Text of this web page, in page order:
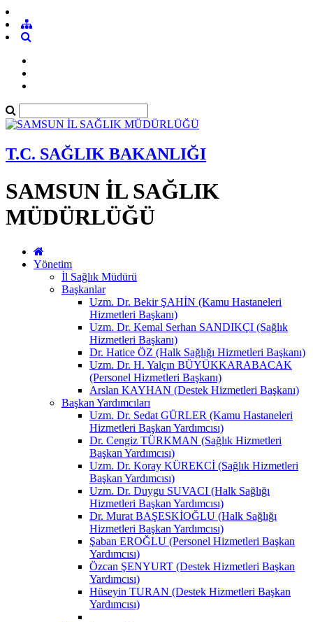
T.C. SAĞLIK BAKANLIĞI
SAMSUN İL SAĞLIK
MÜDÜRLÜĞÜ
Yönetim
İl Sağlık Müdürü
Başkanlar
Uzm. Dr. Bekir ŞAHİN (Kamu Hastaneleri
Hizmetleri Başkanı)
Uzm. Dr. Kemal Serhan SANDIKÇI (Sağlık
Hizmetleri Başkanı)
Dr. Hatice ÖZ (Halk Sağlığı Hizmetleri Başkanı)
Uzm. Dr. H. Yalçın BÜYÜKKARABACAK
(Personel Hizmetleri Başkanı)
Arslan KAYHAN (Destek Hizmetleri Başkanı)
Başkan Yardımcıları
Uzm. Dr. Sedat GÜRLER (Kamu Hastaneleri
Hizmetleri Başkan Yardımcısı)
Dr. Cengiz TÜRKMAN (Sağlık Hizmetleri
Başkan Yardımcısı)
Uzm. Dr. Koray KÜREKCİ (Sağlık Hizmetleri
Başkan Yardımcısı)
Uzm. Dr. Duygu SUVACI (Halk Sağlığı
Hizmetleri Başkan Yardımcısı)
Dr. Murat BAŞESKİOĞLU (Halk Sağlığı
Hizmetleri Başkan Yardımcısı)
Şaban EROĞLU (Personel Hizmetleri Başkan
Yardımcısı)
Özcan ŞENYURT (Destek Hizmetleri Başkan
Yardımcısı)
Hüseyin TURAN (Destek Hizmetleri Başkan
Yardımcısı)